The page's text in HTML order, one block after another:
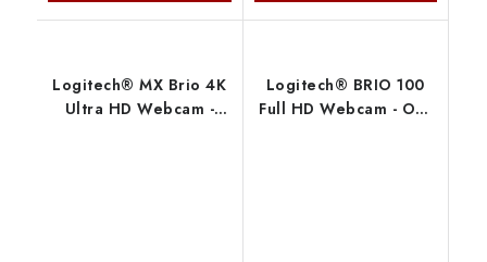
Logitech® MX Brio 4K
Ultra HD Webcam -
Logitech® BRIO 100
Full HD Webcam - OFF